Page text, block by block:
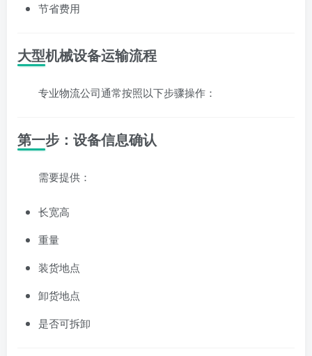
节省费用
大型机械设备运输流程
专业物流公司通常按照以下步骤操作：
第一步：设备信息确认
需要提供：
长宽高
重量
装货地点
卸货地点
是否可拆卸